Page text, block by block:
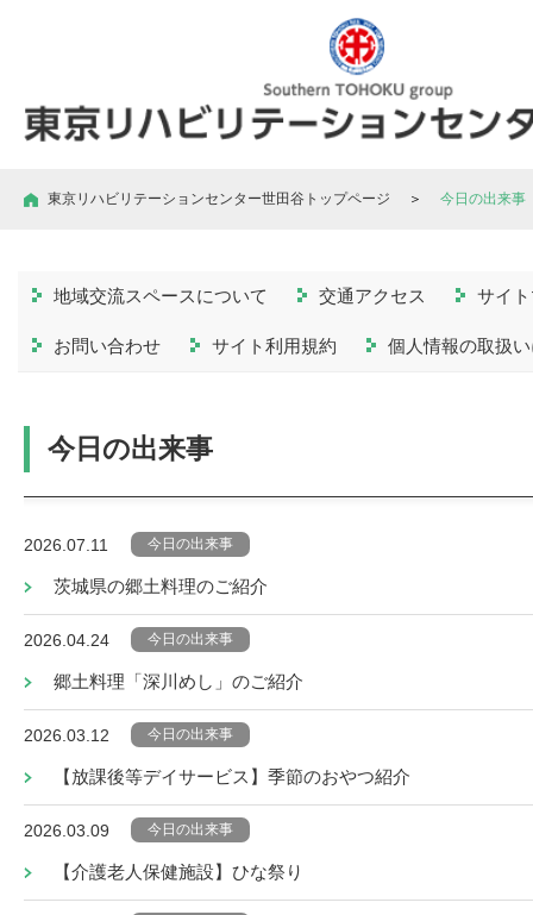
東京リハビリテーションセンター世田谷トップページ ＞ 今日の出来事
地域交流スペースについて 交通アクセス サイ
お問い合わせ サイト利用規約 個人情報の取扱
今日の出来事
2026.07.11 今日の出来事
茨城県の郷土料理のご紹介
2026.04.24 今日の出来事
郷土料理「深川めし」のご紹介
2026.03.12 今日の出来事
【放課後等デイサービス】季節のおやつ紹介
2026.03.09 今日の出来事
【介護老人保健施設】ひな祭り